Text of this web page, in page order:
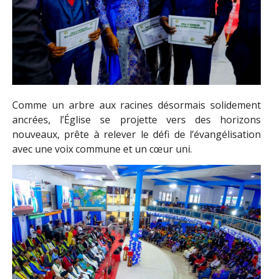
Comme un arbre aux racines désormais solidement
ancrées, l’Église se projette vers des horizons
nouveaux, prête à relever le défi de l’évangélisation
avec une voix commune et un cœur uni.